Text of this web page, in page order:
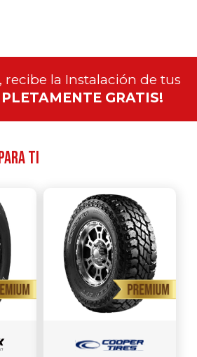
la Instalación de tus
GRATIS!
ti